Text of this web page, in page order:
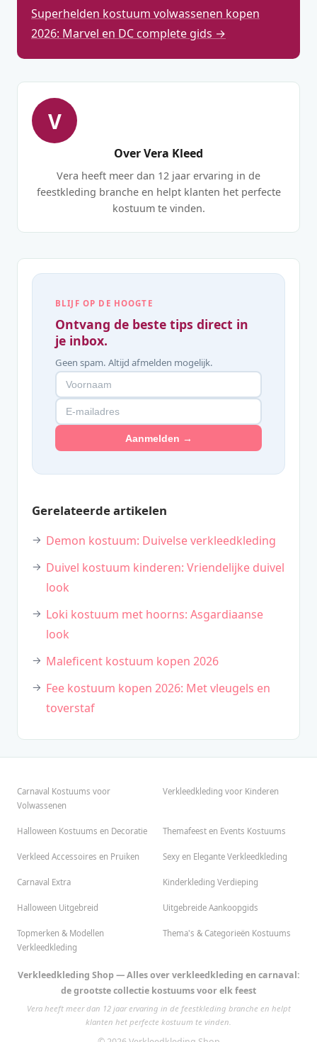
Superhelden kostuum volwassenen kopen
2026: Marvel en DC complete gids →
V
Over Vera Kleed
Vera heeft meer dan 12 jaar ervaring in de
feestkleding branche en helpt klanten het perfecte
kostuum te vinden.
BLIJF OP DE HOOGTE
Ontvang de beste tips direct in
je inbox.
Geen spam. Altijd afmelden mogelijk.
Aanmelden →
Gerelateerde artikelen
Demon kostuum: Duivelse verkleedkleding
Duivel kostuum kinderen: Vriendelijke duivel
look
Loki kostuum met hoorns: Asgardiaanse
look
Maleficent kostuum kopen 2026
Fee kostuum kopen 2026: Met vleugels en
toverstaf
Carnaval Kostuums voor
Volwassenen
Verkleedkleding voor Kinderen
Halloween Kostuums en Decoratie Themafeest en Events Kostuums
Verkleed Accessoires en Pruiken Sexy en Elegante Verkleedkleding
Carnaval Extra Kinderkleding Verdieping
Halloween Uitgebreid Uitgebreide Aankoopgids
Topmerken & Modellen
Verkleedkleding
Thema's & Categorieën Kostuums
Verkleedkleding Shop — Alles over verkleedkleding en carnaval:
de grootste collectie kostuums voor elk feest
Vera heeft meer dan 12 jaar ervaring in de feestkleding branche en helpt
klanten het perfecte kostuum te vinden.